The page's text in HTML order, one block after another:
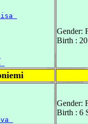
Gender:
Birth :
Gender:
Birth : 6